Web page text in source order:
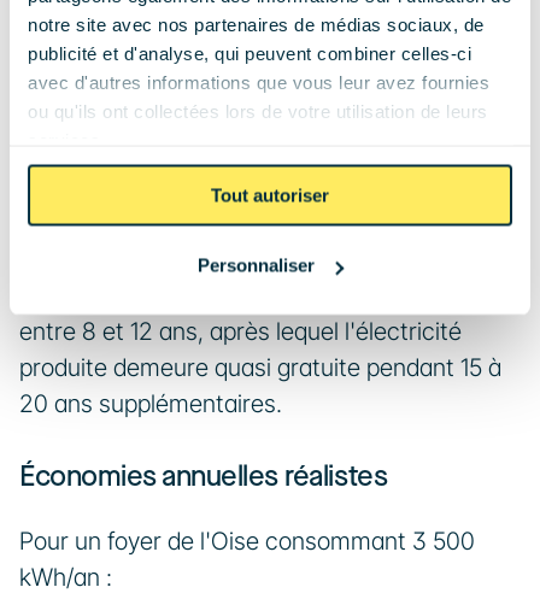
notre site avec nos partenaires de médias sociaux, de
publicité et d'analyse, qui peuvent combiner celles-ci
avec d'autres informations que vous leur avez fournies
ou qu'ils ont collectées lors de votre utilisation de leurs
Tout autoriser
Personnaliser
Calcul du retour sur investissement (ROI)
Un projet photovoltaïque de 4 kWc coûte
actuellement 12 000 à 15 000 € TTC en Oise,
raccordement). En autoconsommation directe
à ~0,25 €/kWh économisé, votre économie
annuelle avoisine 900 à 1 200 € selon votre
entre 8 et 12 ans, après lequel l'électricité
produite demeure quasi gratuite pendant 15 à
20 ans supplémentaires.
Économies annuelles réalistes
Pour un foyer de l'Oise consommant 3 500
kWh/an :